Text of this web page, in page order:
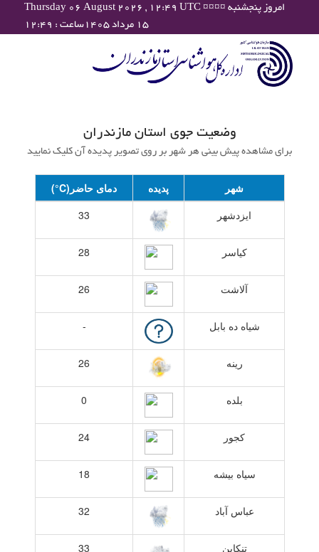
Thursday 06 August 2026 , 12:49 UTC ¤¤¤¤ امروز پنجشنبه
۱۵ مرداد ۱۴۰۵ساعت : ۱۲:۴۹
وضعیت جوی استان مازندران
برای مشاهده پیش بینی هر شهر بر روی تصویر پدیده آن کلیک نمایید